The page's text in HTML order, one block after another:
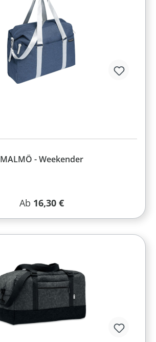
MALMÖ - Weekender
Regulärer Preis:
Ab 16,30 €